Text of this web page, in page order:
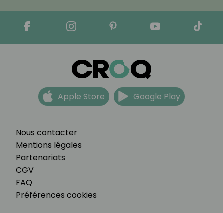
Nous contacter
Mentions légales
Partenariats
CGV
FAQ
Préférences cookies
Apple Store Google Play